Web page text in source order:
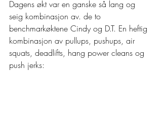
Dagens økt var en ganske så lang og
seig kombinasjon av. de to
benchmarkøktene Cindy og D.T. En heftig
kombinasjon av pullups, pushups, air
squats, deadlifts, hang power cleans og
push jerks: